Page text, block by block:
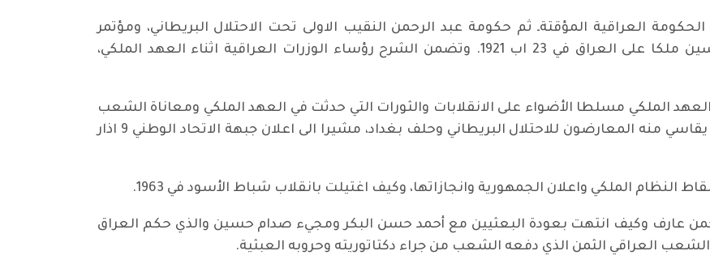
العراقية المؤقتةـ ثم حكومة عبد الرحمن النقيب الاولى تحت الاحتلال البريطاني، ومؤتمر
القاهرة وابعاده، وتتويج الامير فيصل بن الحسين ملكا على العراق في 23 اب 1921. وتضمن الشرح رؤساء الوزرات العراقية اثناء العهد الملكي،
الملكي مسلطا الأضواء على الانقلابات والثورات التي حدثت في العهد الملكي ومعاناة الشعب
العراقي بسبب الفقر والعوز والعنف الذي كان يقاسي منه المعارضون للاحتلال البريطاني وحلف بغداد، مشيرا الى اعلان جبهة الاتحاد الوطني 9 اذار
عارف وكيف انتهت بعودة البعثيين مع أحمد حسن البكر ومجيء صدام حسين والذي حكم العراق